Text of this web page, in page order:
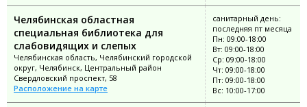
Челябинская областная
специальная библиотека для
слабовидящих и слепых
Челябинская область, Челябинский городской
округ, Челябинск, Центральный район
Свердловский проспект, 58
Расположение на карте
санитарный день:
последняя пт месяца
Пн: 09:00-18:00
Вт: 09:00-18:00
Ср: 09:00-18:00
Чт: 09:00-18:00
Пт: 09:00-18:00
Вс: 10:00-17:00